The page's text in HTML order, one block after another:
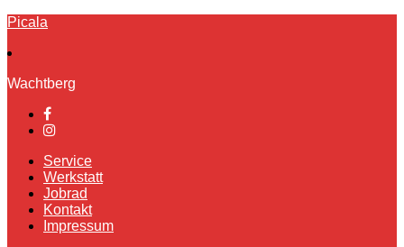
Picala
Wachtberg
Service
Werkstatt
Jobrad
Kontakt
Impressum